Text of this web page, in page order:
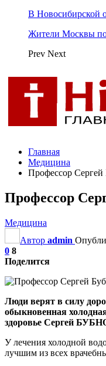
В Новосибирской
Жители Москвы
Prev Next
Главная
Медицина
Профессор
Профессор
Медицина
Автор admin
0 8
Поделится
Люди верят в силу
обыкновенная
здоровье Сергей
У лечения холодной
лучшим из всех